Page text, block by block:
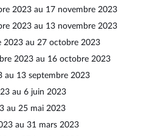
2023 au 17 novembre 2023
2023 au 13 novembre 2023
2023 au 27 octobre 2023
2023 au 16 octobre 2023
au 13 septembre 2023
au 6 juin 2023
au 25 mai 2023
au 31 mars 2023